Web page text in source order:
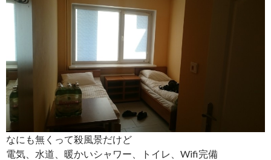
なにも無くって殺風景だけど
電気、水道、暖かいシャワー、トイレ、Wifi完備